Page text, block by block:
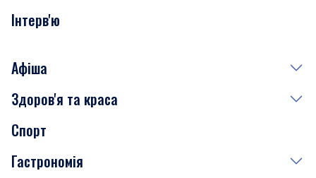
Інтерв'ю
Афіша
Сьогодні
Завтра
Субота
Здоров'я та краса
Медицина
Краса
Спорт
Гастрономія